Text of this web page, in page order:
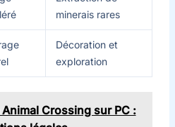
minerais rares
Décoration et
exploration
Crossing sur PC :